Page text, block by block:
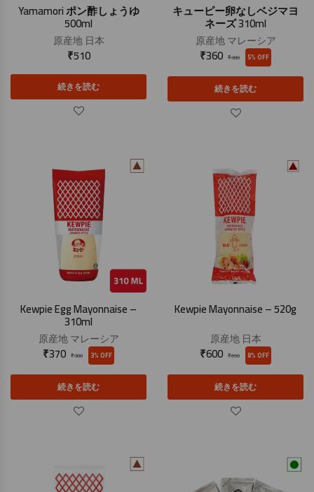
Yamamori ポン酢しょうゆ
500ml
原産地日本
₹510
続きを読む
キューピー卵なしベジマヨ
ネーズ 310ml
原産地マレーシア
₹380
₹360 5% OFF
続きを読む
Kewpie Egg Mayonnaise –
310ml
原産地マレーシア
₹380
₹370 3% OFF
続きを読む
Kewpie Mayonnaise – 520g
原産地日本
₹650
₹600 8% OFF
続きを読む